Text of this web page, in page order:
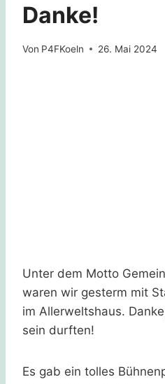
Danke!
Von P4FKoeln 26. Mai 2024
Unter dem Motto
waren wir gesterm mit
im Allerweltshaus.
sein durften!
Es gab ein tolles